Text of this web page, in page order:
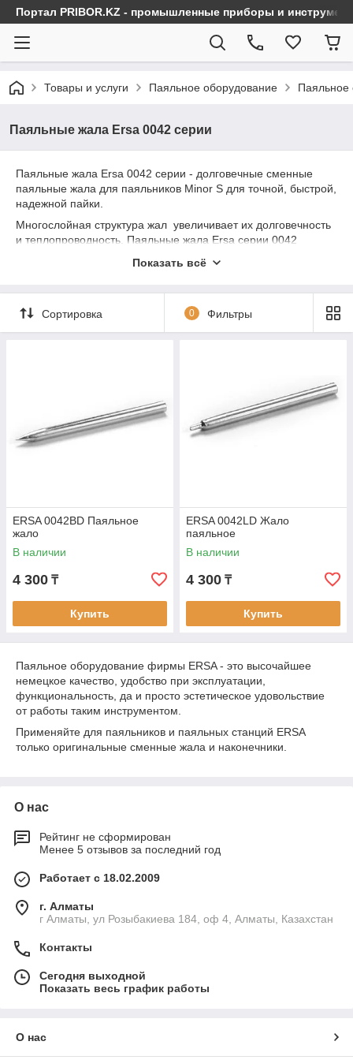
Портал PRIBOR.KZ - промышленные приборы и
Товары и услуги Паяльное оборудование Паяльное
Паяльные жала Ersa 0042 серии
Паяльные жала Ersa 0042 серии - долговечные сменные
паяльные жала для паяльников Minor S для точной, быстрой,
надежной пайки.
Многослойная структура жал увеличивает их долговечность
и теплопроводность. Паяльные жала Ersa серии 0042
с бесплатной доставкой по всему Казахстану.
ВНИМАНИЕ!: паяльные жала Ersa не допускают
Показать всё
Сортировка 0 Фильтры
ERSA 0042BD Паяльное
жало
В наличии
4 300 ₸
Купить
ERSA 0042LD Жало
паяльное
В наличии
4 300 ₸
Купить
Паяльное оборудование фирмы ERSA - это высочайшее
немецкое качество, удобство при эксплуатации,
функциональность, да и просто эстетическое удовольствие
от работы таким инструментом.
Применяйте для паяльников и паяльных станций ERSA
только оригинальные сменные жала и наконечники.
О нас
Рейтинг не сформирован
Менее 5 отзывов за последний год
Работает с 18.02.2009
г. Алматы
г Алматы, ул Розыбакиева 184, оф 4, Алматы, Казахстан
Контакты
Сегодня выходной
Показать весь график работы
О нас